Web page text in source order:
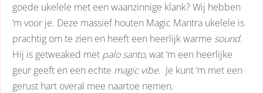
goede ukelele met een waanzinnige klank? Wij hebben
‘m voor je. Deze massief houten Magic Mantra ukelele is
prachtig om te zien en heeft een heerlijk warme sound.
Hij is getweaked met palo santo, wat ‘m een heerlijke
geur geeft en een echte magic vibe. Je kunt ‘m met een
gerust hart overal mee naartoe nemen.